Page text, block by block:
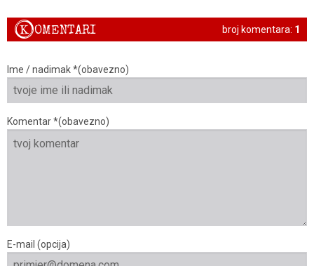
broj komentara: 1
KOMENTARI
Ime / nadimak *(obavezno)
Komentar *(obavezno)
E-mail (opcija)